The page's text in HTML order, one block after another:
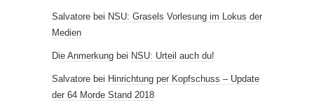
Salvatore bei NSU: Grasels Vorlesung im Lokus der
Medien
Die Anmerkung bei NSU: Urteil auch du!
Salvatore bei Hinrichtung per Kopfschuss – Update
der 64 Morde Stand 2018